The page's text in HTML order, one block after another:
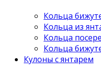
Кольца
Кольца из
Кольца
Кольца
Кулоны с янтарем